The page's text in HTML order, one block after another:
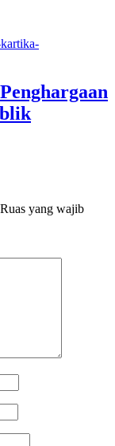
Ruas yang wajib